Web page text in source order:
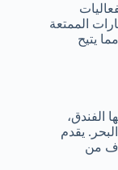
الممتعة
يتيح
الفندق،
يقدم
من